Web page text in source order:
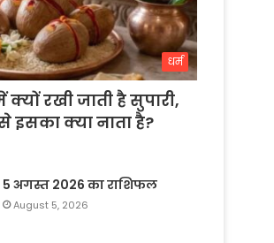
धर्म
रखी जाती है सुपारी,
क्या नाता है?
5 अगस्त 2026 का राशिफल
August 5, 2026